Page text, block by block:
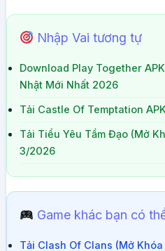
Nhập Vai tương tự
Download Play Together
Nhật Mới Nhất 2026
Tải Castle Of Temptation
Tải Tiểu Yêu Tầm Đạo (Mở
3/2026
Game khác bạn có
Tải Clash Of Clans (Mở